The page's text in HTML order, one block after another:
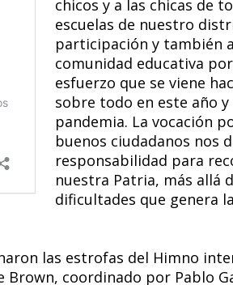
chicos y a las chicas de
escuelas de nuestro
participación y también
comunidad educativa
esfuerzo que se viene
sobre todo en este año y
pandemia. La vocación
buenos ciudadanos nos
responsabilidad para
nuestra Patria, más allá
dificultades que genera la
las estrofas del Himno
Brown, coordinado por Pablo